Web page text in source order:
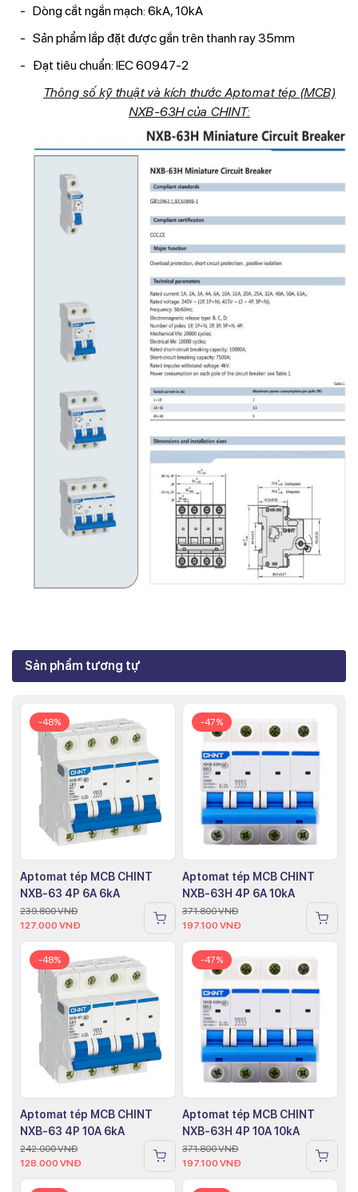
Dòng cắt ngắn mạch: 6kA, 10kA
Sản phẩm lắp đặt được gắn trên thanh ray 35mm
Đạt tiêu chuẩn: IEC 60947-2
Thông số kỹ thuật và kích thước Aptomat tép (MCB)
NXB-63H của CHINT:
Sản phẩm tương tự
-48%
Aptomat tép MCB CHINT
NXB-63 4P 6A 6kA
239.800VNĐ
127.000 VNĐ
-47%
Aptomat tép MCB CHINT
NXB-63H 4P 6A 10kA
371.800VNĐ
197.100 VNĐ
-48%
Aptomat tép MCB CHINT
NXB-63 4P 10A 6kA
242.000VNĐ
128.000 VNĐ
-47%
Aptomat tép MCB CHINT
NXB-63H 4P 10A 10kA
371.800VNĐ
197.100 VNĐ